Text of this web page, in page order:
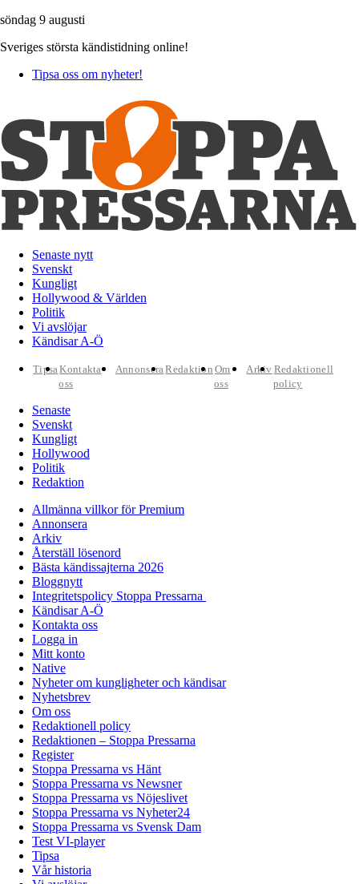
söndag 9 augusti
Sveriges största kändistidning online!
Tipsa oss om nyheter!
Senaste nytt
Svenskt
Kungligt
Hollywood & Världen
Politik
Vi avslöjar
Kändisar A-Ö
TipsaKontakta
oss
AnnonseraRedaktion Om
oss
Arkiv Redaktionell
policy
Senaste
Svenskt
Kungligt
Hollywood
Politik
Redaktion
Allmänna villkor för Premium
Annonsera
Arkiv
Återställ lösenord
Bästa kändissajterna 2026
Bloggnytt
Integritetspolicy Stoppa Pressarna
Kändisar A-Ö
Kontakta oss
Logga in
Mitt konto
Native
Nyheter om kungligheter och kändisar
Nyhetsbrev
Om oss
Redaktionell policy
Redaktionen – Stoppa Pressarna
Register
Stoppa Pressarna vs Hänt
Stoppa Pressarna vs Newsner
Stoppa Pressarna vs Nöjeslivet
Stoppa Pressarna vs Nyheter24
Stoppa Pressarna vs Svensk Dam
Test VI-player
Tipsa
Vår historia